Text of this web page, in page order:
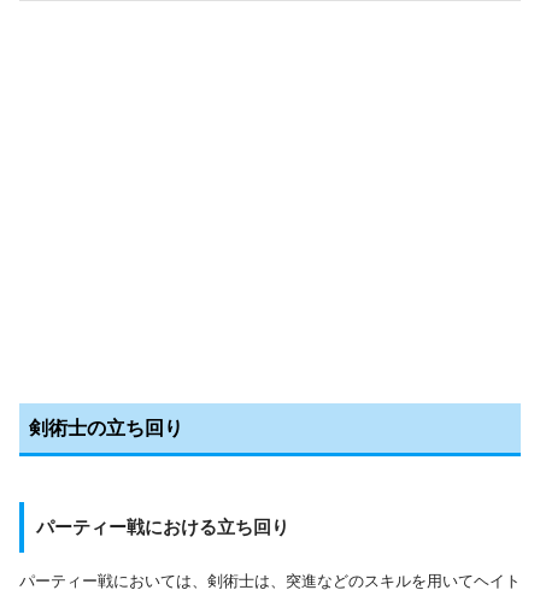
剣術士の立ち回り
パーティー戦における立ち回り
パーティー戦においては、剣術士は、突進などのスキルを用いてヘイト